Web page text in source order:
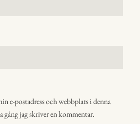
e-postadress och webbplats i denna
gång jag skriver en kommentar.